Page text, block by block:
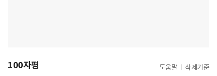
100자평 도움말 삭제기준